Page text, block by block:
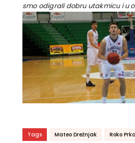
smo odigrali dobru utakmicu i u
Tags Mateo Drežnjak Roko